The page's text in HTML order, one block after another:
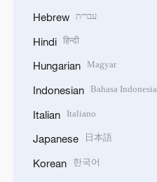
Hebrew עברית
Hindi हिन्दी
Hungarian Magyar
Indonesian Bahasa Indonesia
Italian Italiano
Japanese 日本語
Korean 한국어